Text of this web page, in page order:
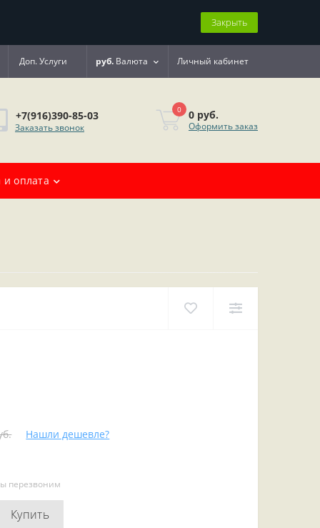
Закрыть
Доп. Услуги руб. Валюта Личный кабинет
+7(916)390-85-03
Заказать звонок
0 0 руб.
Оформить заказ
и оплата
Нашли дешевле?
перезвоним
Купить